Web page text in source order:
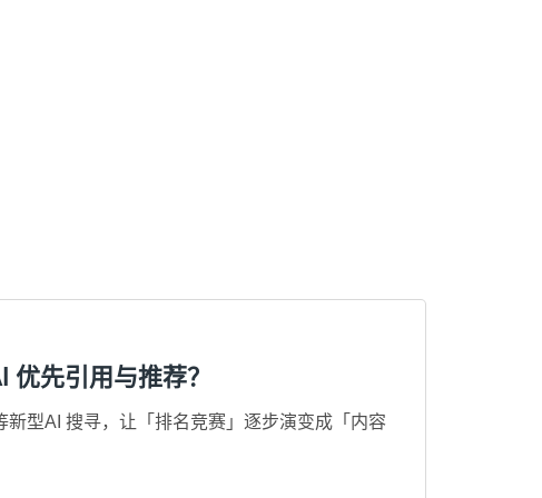
先引用与推荐？
型AI 搜寻，让「排名竞赛」逐步演变成「内容